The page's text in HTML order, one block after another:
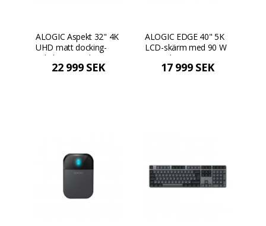
ALOGIC Aspekt 32" 4K
UHD matt docking-
pekskärm med 90 W
PD (utan stativ) -
22 999 SEK
ALOGIC EDGE 40" 5K
LCD-skärm med 90 W
PD - Silver
17 999 SEK